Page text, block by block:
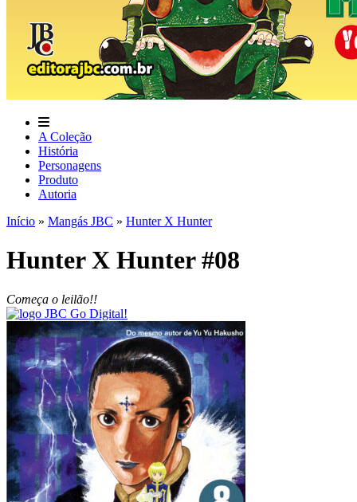
A Coleção
História
Personagens
Produto
Autoria
Início » Mangás JBC » Hunter X Hunter
Hunter X Hunter #08
Começa o leilão!!